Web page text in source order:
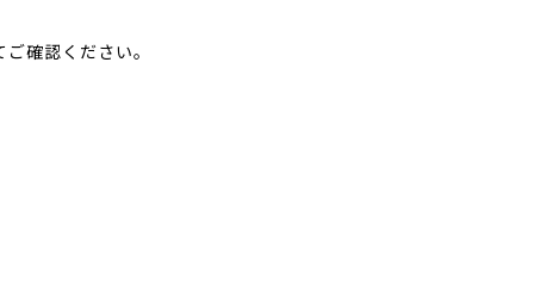
確認ください。